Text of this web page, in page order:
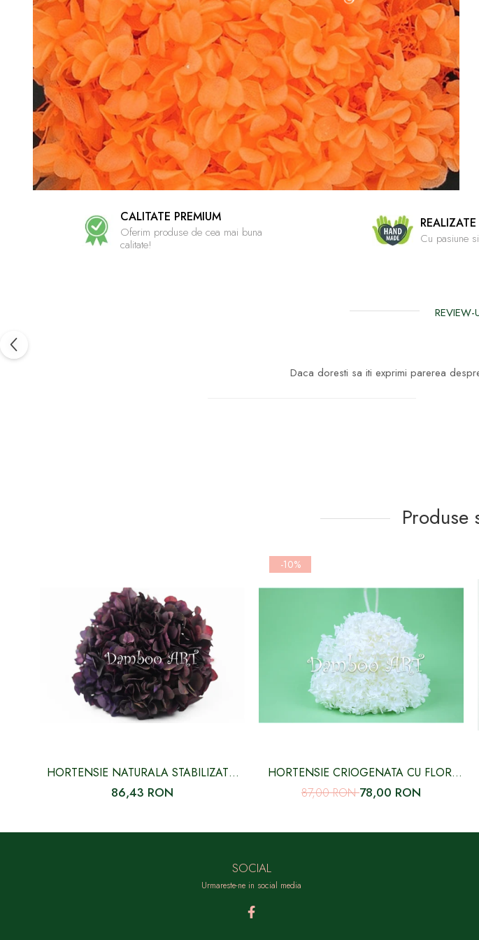
CALITATE PREMIUM
Oferim produse de cea mai buna
calitate!
Cu pasiune
REVIEW-
Daca doresti sa iti exprimi parerea
Produse
HORTENSIE NATURALA STABILIZATA,
MOV PICASSO CU FLORI MICI
86,43 RON
-10%
HORTENSIE CRIOGENATA CU FLORI
MICI ALBA
87,00 RON78,00 RON
SOCIAL
Urmareste-ne in social media